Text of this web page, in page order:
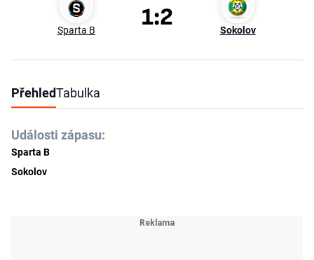
Sparta B Sokolov
1:2
PřehledTabulka
Události zápasu:
Sparta B
Sokolov